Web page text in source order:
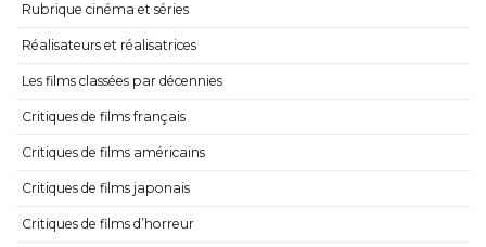
Rubrique cinéma et séries
Réalisateurs et réalisatrices
Les films classées par décennies
Critiques de films français
Critiques de films américains
Critiques de films japonais
Critiques de films d’horreur